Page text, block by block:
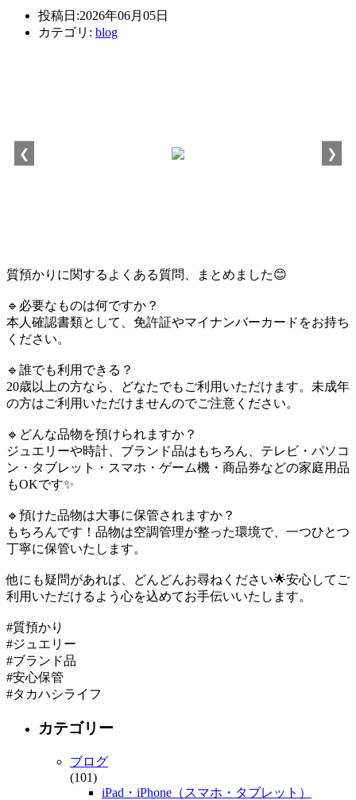
投稿日:2026年06月05日
カテゴリ: blog
❮ ❯
質預かりに関するよくある質問、まとめました😊
🔹必要なものは何ですか？
本人確認書類として、免許証やマイナンバーカードをお持ち
ください。
🔹誰でも利用できる？
20歳以上の方なら、どなたでもご利用いただけます。未成年
の方はご利用いただけませんのでご注意ください。
🔹どんな品物を預けられますか？
ジュエリーや時計、ブランド品はもちろん、テレビ・パソコ
ン・タブレット・スマホ・ゲーム機・商品券などの家庭用品
もOKです✨
🔹預けた品物は大事に保管されますか？
もちろんです！品物は空調管理が整った環境で、一つひとつ
丁寧に保管いたします。
他にも疑問があれば、どんどんお尋ねください🌟安心してご
利用いただけるよう心を込めてお手伝いいたします。
#質預かり
#ジュエリー
#ブランド品
#安心保管
#タカハシライフ
カテゴリー
ブログ
(101)
iPad・iPhone（スマホ・タブレット）